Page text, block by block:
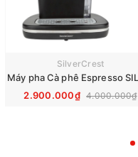
SilverCrest
2.900.000₫ 4.000.000₫